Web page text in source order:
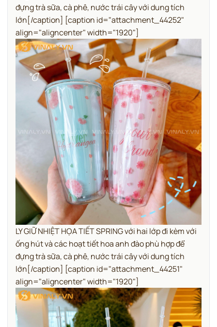
đựng trà sữa, cà phê, nước trái cây với dung tích
lớn[/caption] [caption id="attachment_44252"
align="aligncenter" width="1920"]
LY GIỮ NHIỆT HỌA TIẾT SPRING với hai lớp đi kèm với
ống hút và các hoạt tiết hoa anh đào phù hợp để
đựng trà sữa, cà phê, nước trái cây với dung tích
lớn[/caption] [caption id="attachment_44251"
align="aligncenter" width="1920"]